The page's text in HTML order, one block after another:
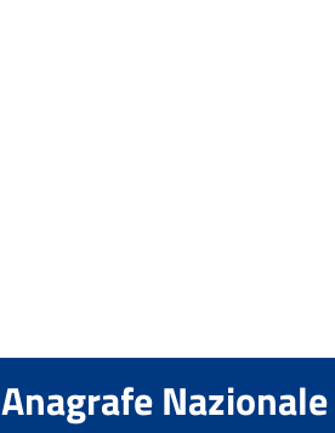
Anagrafe Nazionale